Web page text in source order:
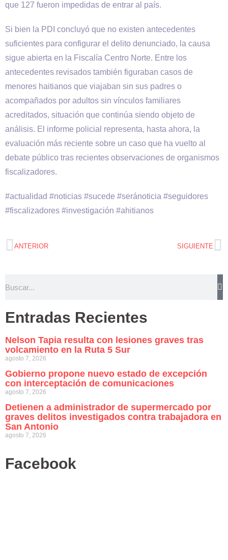
que 127 fueron impedidas de entrar al país.
Si bien la PDI concluyó que no existen antecedentes
suficientes para configurar el delito denunciado, la causa
sigue abierta en la Fiscalía Centro Norte. Entre los
antecedentes revisados también figuraban casos de
menores haitianos que viajaban sin sus padres o
acompañados por adultos sin vínculos familiares
acreditados, situación que continúa siendo objeto de
análisis. El informe policial representa, hasta ahora, la
evaluación más reciente sobre un caso que ha vuelto al
debate público tras recientes observaciones de organismos
fiscalizadores.
#actualidad #noticias #sucede #seránoticia #seguidores
#fiscalizadores #investigación #ahitianos
ANTERIOR SIGUIENTE
Entradas Recientes
Nelson Tapia resulta con lesiones graves tras
volcamiento en la Ruta 5 Sur
agosto 7, 2026
Gobierno propone nuevo estado de excepción
con interceptación de comunicaciones
agosto 7, 2026
Detienen a administrador de supermercado por
graves delitos investigados contra trabajadora en
San Antonio
agosto 7, 2026
Facebook